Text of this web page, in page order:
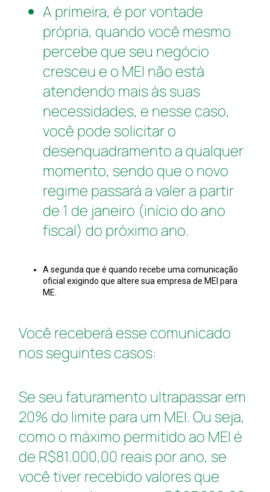
A primeira, é por vontade
própria, quando você mesmo
percebe que seu negócio
cresceu e o MEI não está
atendendo mais às suas
necessidades, e nesse caso,
você pode solicitar o
desenquadramento a qualquer
momento, sendo que o novo
regime passará a valer a partir
de 1 de janeiro (início do ano
fiscal) do próximo ano.
A segunda que é quando recebe uma comunicação
oficial exigindo que altere sua empresa de MEI para
ME.
Você receberá esse comunicado
nos seguintes casos:
Se seu faturamento ultrapassar em
20% do limite para um MEI. Ou seja,
como o máximo permitido ao MEI é
de R$81.000,00 reais por ano, se
você tiver recebido valores que